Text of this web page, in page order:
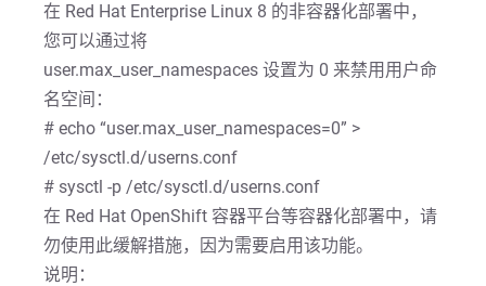
在 Red Hat Enterprise Linux 8 的非容器化部署中，
您可以通过将
user.max_user_namespaces 设置为 0 来禁用用户命
名空间：
# echo “user.max_user_namespaces=0” >
/etc/sysctl.d/userns.conf
# sysctl -p /etc/sysctl.d/userns.conf
在 Red Hat OpenShift 容器平台等容器化部署中，请
勿使用此缓解措施，因为需要启用该功能。
说明：